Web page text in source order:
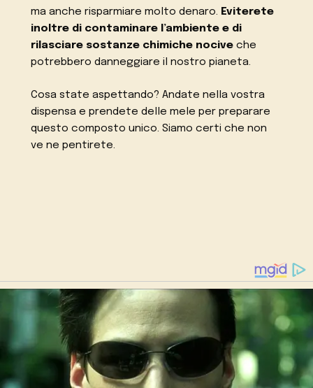
ma anche risparmiare molto denaro. Eviterete
inoltre di contaminare l’ambiente e di
rilasciare sostanze chimiche nocive che
potrebbero danneggiare il nostro pianeta.
Cosa state aspettando? Andate nella vostra
dispensa e prendete delle mele per preparare
questo composto unico. Siamo certi che non
ve ne pentirete.